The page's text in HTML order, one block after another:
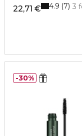
22,71 € 3
4.9 7
30%